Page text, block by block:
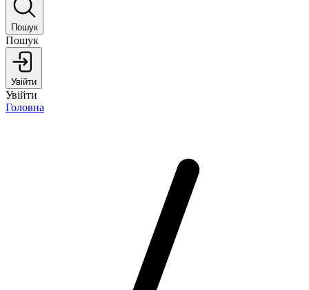
Пошук
Пошук
Увійти
Увійти
Головна